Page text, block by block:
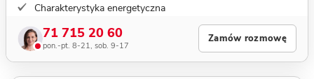
Charakterystyka energetyczna
71 715 20 60
pon.-pt. 8-21, sob. 9-17
Zamów rozmowę